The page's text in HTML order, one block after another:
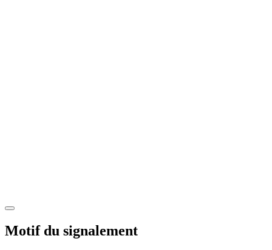
Motif du signalement